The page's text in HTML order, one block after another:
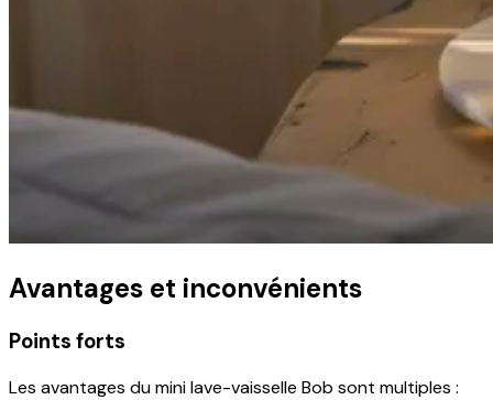
Avantages et inconvénients
Points forts
Les avantages du mini lave-vaisselle Bob sont multiples :